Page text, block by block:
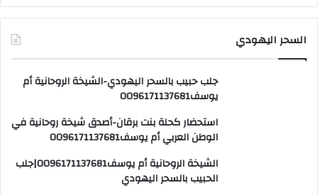
السحر اليهودي
جلب حبيب بالسحر اليهودي-الشيخة الروحانية أم
يوسف0096171137681
استحضار كحلة بنت برقان-أصدق شيخة روحانية في
الوطن العربي أم يوسف0096171137681
الشيخة الروحانية أم يوسف0096171137681|جلب
الحبيب بالسحر اليهودي